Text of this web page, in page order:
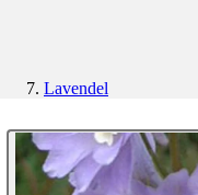
Lavendel